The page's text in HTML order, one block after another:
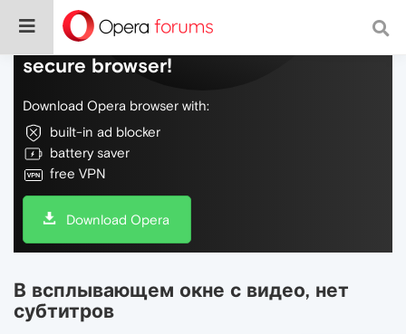
Do more on the web, with a fast and
secure browser!
Download Opera browser with:
built-in ad blocker
battery saver
free VPN
Download Opera
В всплывающем окне с видео, нет
субтитров